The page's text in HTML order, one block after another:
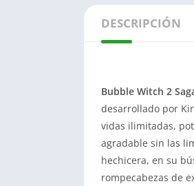
DESCRIPCIÓN
Bubble Witch 2
desarrollado por
vidas ilimitadas,
agradable sin las
hechicera, en su
rompecabezas de